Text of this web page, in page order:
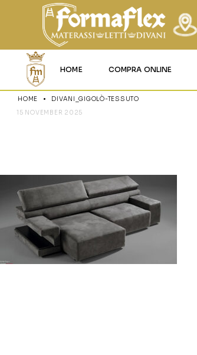
HOME COMPRA ONLINE
HOME
DIVANI_GIGOLÒ-TESSUTO
15 NOVEMBER 2025